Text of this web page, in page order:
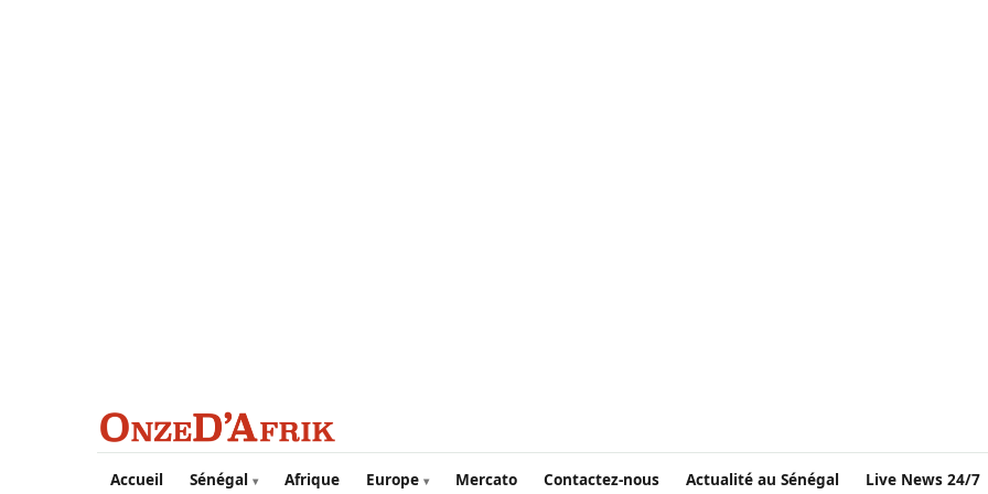
Aller au contenu principal
Accueil Sénégal Afrique Europe Mercato Contactez-nous Actualité au Sénégal Live News 24/7